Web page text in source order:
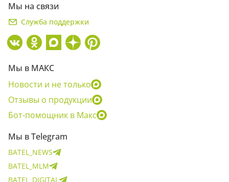
Мы на связи
Служба поддержки
Мы в МАКС
Новости и не только
Отзывы о продукции
Бот-помощник в Макс
Мы в Telegram
BATEL_NEWS
BATEL_MLM
BATEL_DIGITAL